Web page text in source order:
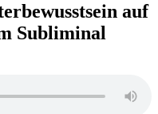
auf
Subliminal